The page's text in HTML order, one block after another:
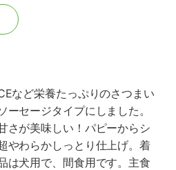
など栄養たっぷりのさつまい
ーセージタイプにしました。
さが美味しい！パピーからシ
やわらかしっとり仕上げ。着
は犬用で、間食用です。主食